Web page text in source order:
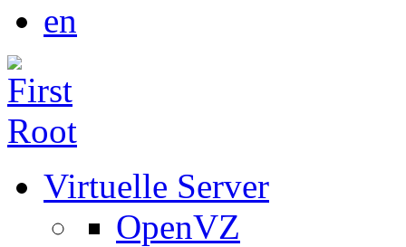
en
Virtuelle Server
OpenVZ